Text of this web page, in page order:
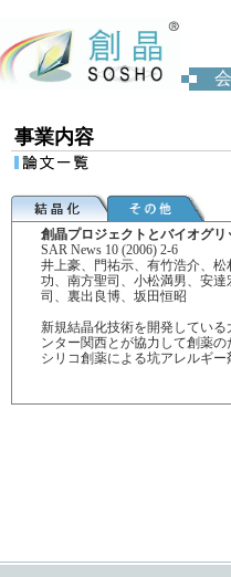
事業内容
創晶プロジェクトとバイオグ
SAR News 10 (2006) 2-6
井上豪、門祐示、有竹浩介、
功、南方聖司、小松満男、安
司、裏出良博、坂田恒昭
新規結晶化技術を開発してい
ンター関西とが協力して創薬
シリコ創薬による坑アレルギー